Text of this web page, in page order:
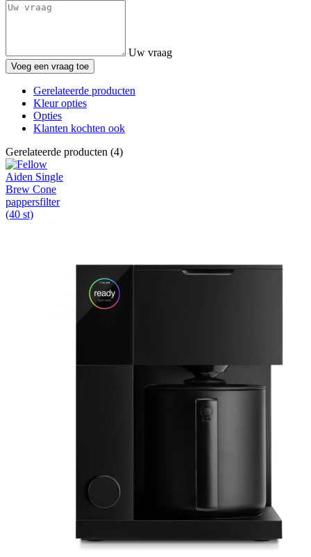
Uw vraag
Voeg een vraag toe
Gerelateerde producten
Kleur opties
Opties
Klanten kochten ook
Gerelateerde producten (4)